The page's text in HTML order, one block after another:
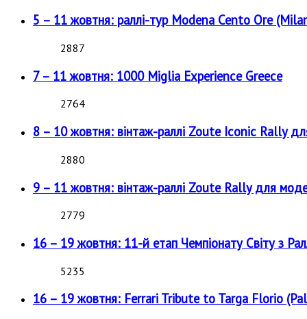
5 – 11 жовтня: раллі-тур Modena Cento Ore
2887
7 – 11 жовтня: 1000 Miglia Experience Greece
2764
8 – 10 жовтня: вінтаж-раллі Zoute Iconic Rally
2880
9 – 11 жовтня: вінтаж-раллі Zoute Rally для
2779
16 – 19 жовтня: 11-й етап Чемпіонату Світу з
5235
16 – 19 жовтня: Ferrari Tribute to Targa Florio